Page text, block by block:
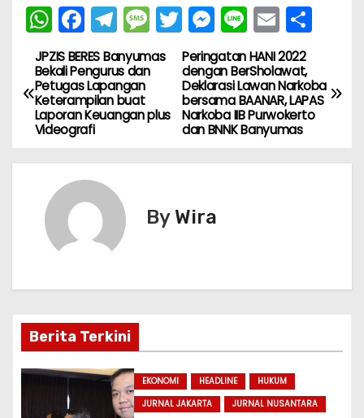
W
h
a
ts
A
p
F
a
c
e
b
o
k
T
el
e
gr
a
M
e
s
a
e
T
w
itt
er
M
e
s
s
e
g
Li
n
e
E
m
ai
l
S
ar
e
N
a
v
i
p
o
Peringatan HANI 2022
dengan BerSholawat,
Deklarasi Lawan Narkoba
bersama BAANAR, LAPAS
Narkoba IIB Purwokerto
dan BNNK Banyumas
JPZIS BERES Banyumas
Bekali Pengurus dan
Petugas Lapangan
Keterampilan buat
Laporan Keuangan plus
Videografi
By Wira
Berita Terkini
EKONOMI HEADLINE
HUKUM
JURNAL JAKARTA
JURNAL NUSANTARA